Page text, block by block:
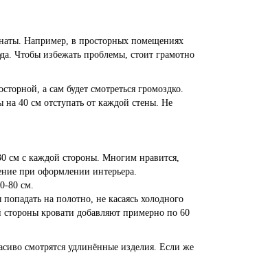
Например, в просторных помещениях
Чтобы избежать проблемы, стоит грамотно
а сам будет смотреться громоздко.
на 40 см отступать от каждой стены. Не
см с каждой стороны. Многим нравится,
при оформлении интерьера.
80 см.
на полотно, не касаясь холодного
кровати добавляют примерно по 60
смотрятся удлинённые изделия. Если же